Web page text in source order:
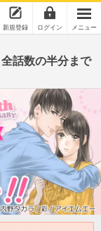
新規登録 ログイン メニュー
話数の半分まで